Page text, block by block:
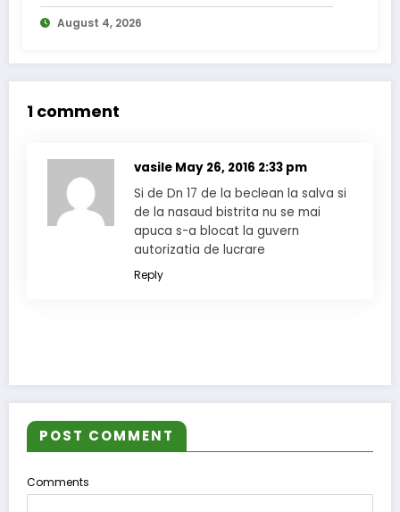
August 4, 2026
1 comment
vasile May 26, 2016 2:33 pm
Si de Dn 17 de la beclean la salva si
de la nasaud bistrita nu se mai
apuca s-a blocat la guvern
autorizatia de lucrare
Reply
POST COMMENT
Comments